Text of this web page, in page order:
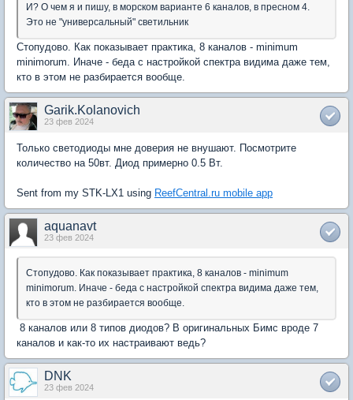
И? О чем я и пишу, в морском варианте 6 каналов, в пресном 4.
Это не "универсальный" светильник
Стопудово. Как показывает практика, 8 каналов - minimum
minimorum. Иначе - беда с настройкой спектра видима даже тем,
кто в этом не разбирается вообще.
Garik.Kolanovich
23 фев 2024
Только светодиоды мне доверия не внушают. Посмотрите
количество на 50вт. Диод примерно 0.5 Вт.
Sent from my STK-LX1 using ReefCentral.ru mobile app
aquanavt
23 фев 2024
Стопудово. Как показывает практика, 8 каналов - minimum
minimorum. Иначе - беда с настройкой спектра видима даже тем,
кто в этом не разбирается вообще.
8 каналов или 8 типов диодов? В оригинальных Бимс вроде 7
каналов и как-то их настраивают ведь?
DNK
23 фев 2024